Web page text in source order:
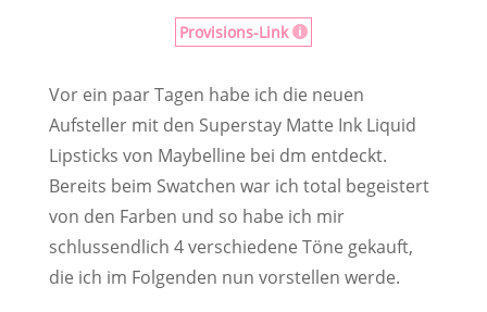
Provisions-Link 
Vor ein paar Tagen habe ich die neuen
Aufsteller mit den Superstay Matte Ink Liquid
Lipsticks von Maybelline bei dm entdeckt.
Bereits beim Swatchen war ich total begeistert
von den Farben und so habe ich mir
schlussendlich 4 verschiedene Töne gekauft,
die ich im Folgenden nun vorstellen werde.